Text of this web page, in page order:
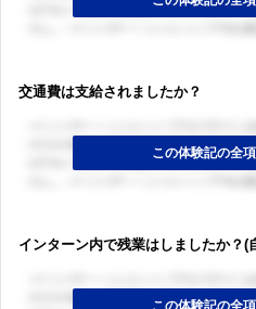
交通費は支給されましたか？
インターン内で残業はしましたか？(